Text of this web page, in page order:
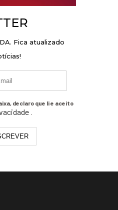
Fica atualizado
declaro que li e aceito